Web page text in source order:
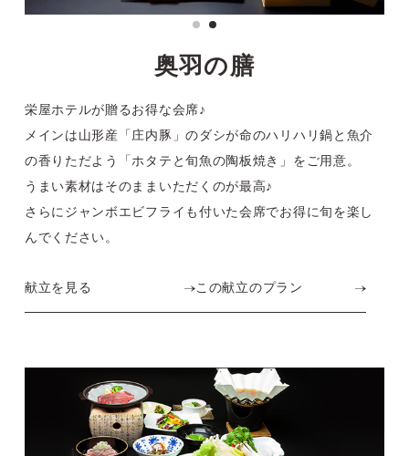
奥羽の膳
栄屋ホテルが贈るお得な会席♪
メインは山形産「庄内豚」のダシが命のハリハリ鍋と 魚介
の香りただよう「ホタテと旬魚の陶板焼き」をご用意。
うまい素材はそのままいただくのが最高♪
さらにジャンボエビフライも付いた会席でお得に旬を楽し
んでください。
献立を見る この献立のプラン